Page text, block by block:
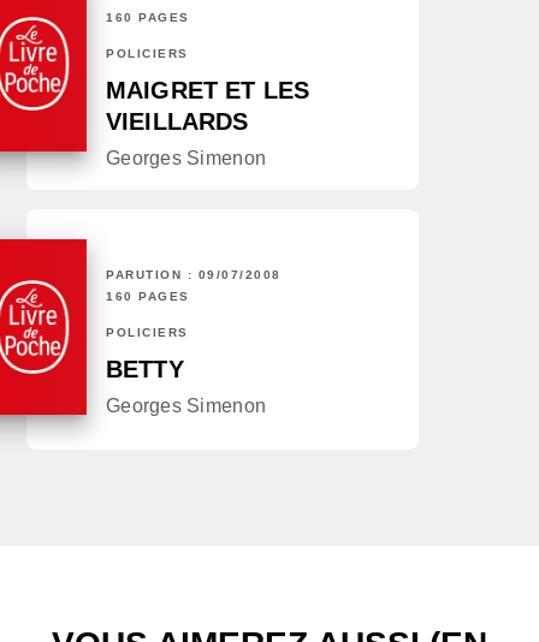
160 PAGES
POLICIERS
MAIGRET ET LES
VIEILLARDS
Georges Simenon
PARUTION : 09/07/2008
160 PAGES
POLICIERS
BETTY
Georges Simenon